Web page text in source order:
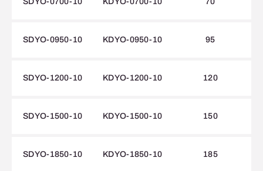
SDYO-0950-10 KDYO-0950-10 95
SDYO-1200-10 KDYO-1200-10 120
SDYO-1500-10 KDYO-1500-10 150
SDYO-1850-10 KDYO-1850-10 185